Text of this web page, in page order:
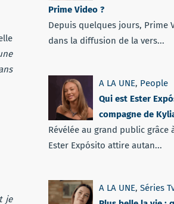
je
Prime Video ?
Depuis quelques jours, Prime
dans la diffusion de la vers...
A LA UNE, People
Qui est Ester
compagne de
Révélée au grand public grâce
Ester Expósito attire autan...
A LA UNE, Séries